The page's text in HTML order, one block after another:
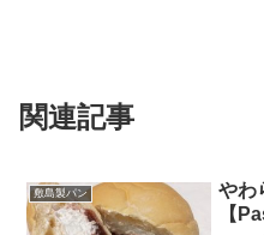
関連記事
敷島製パン
やわ
【